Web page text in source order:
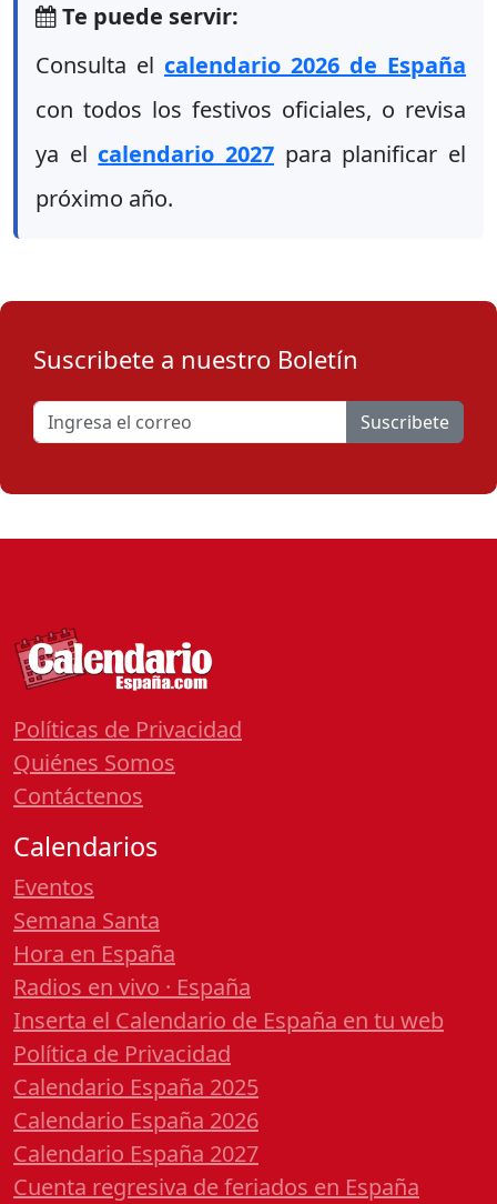
Te puede servir:
Consulta el calendario 2026 de España
con todos los festivos oficiales, o revisa
ya el calendario 2027 para planificar el
próximo año.
Suscribete a nuestro Boletín
Suscribete
Políticas de Privacidad
Quiénes Somos
Contáctenos
Calendarios
Eventos
Semana Santa
Hora en España
Radios en vivo · España
Inserta el Calendario de España en tu web
Política de Privacidad
Calendario España 2025
Calendario España 2026
Calendario España 2027
Cuenta regresiva de feriados en España